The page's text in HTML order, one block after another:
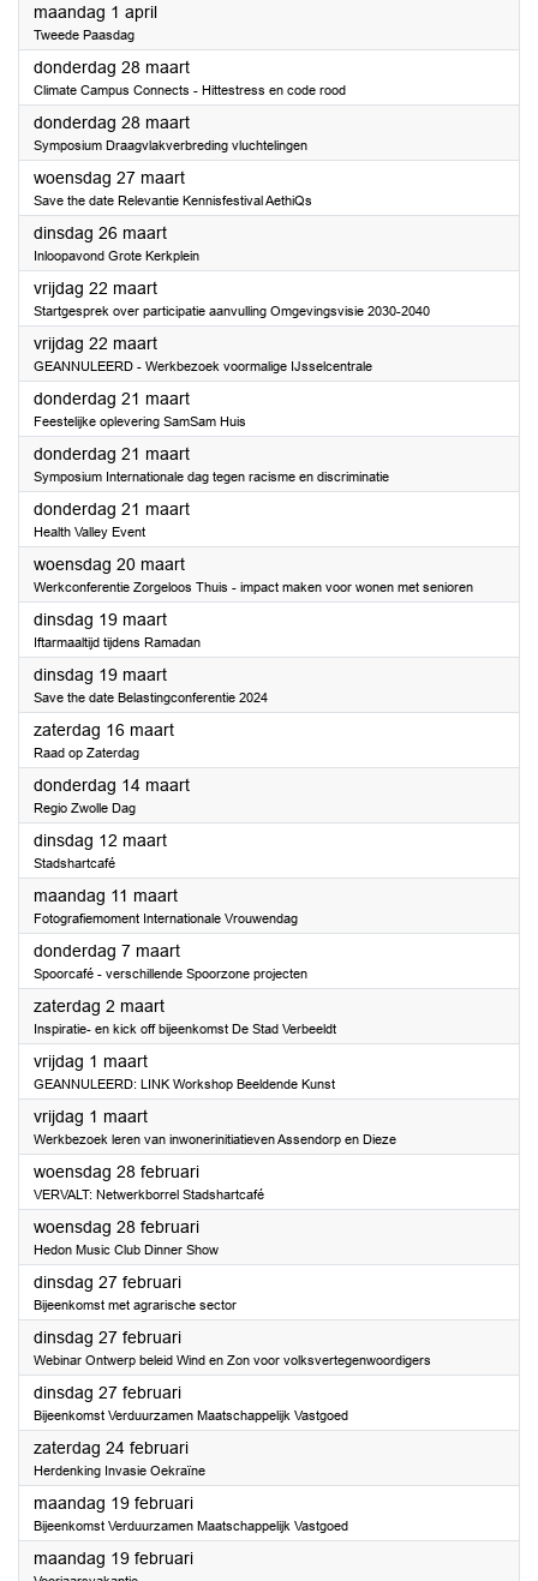
maandag 1 april2024
Tweede Paasdag
donderdag 28 maart2024
Climate Campus Connects - Hittestress en code rood
donderdag 28 maart2024
Symposium Draagvlakverbreding vluchtelingen
woensdag 27 maart2024
Save the date Relevantie Kennisfestival AethiQs
dinsdag 26 maart2024
Inloopavond Grote Kerkplein
vrijdag 22 maart2024
Startgesprek over participatie aanvulling Omgevingsvisie 2030-2040
vrijdag 22 maart2024
GEANNULEERD - Werkbezoek voormalige IJsselcentrale
donderdag 21 maart2024
Feestelijke oplevering SamSam Huis
donderdag 21 maart2024
Symposium Internationale dag tegen racisme en discriminatie
donderdag 21 maart2024
Health Valley Event
woensdag 20 maart2024
Werkconferentie Zorgeloos Thuis - impact maken voor wonen met senioren
dinsdag 19 maart2024
Iftarmaaltijd tijdens Ramadan
dinsdag 19 maart2024
Save the date Belastingconferentie 2024
zaterdag 16 maart2024
Raad op Zaterdag
donderdag 14 maart2024
Regio Zwolle Dag
dinsdag 12 maart2024
Stadshartcafé
maandag 11 maart2024
Fotografiemoment Internationale Vrouwendag
donderdag 7 maart2024
Spoorcafé - verschillende Spoorzone projecten
zaterdag 2 maart2024
Inspiratie- en kick off bijeenkomst De Stad Verbeeldt
vrijdag 1 maart2024
GEANNULEERD: LINK Workshop Beeldende Kunst
vrijdag 1 maart2024
Werkbezoek leren van inwonerinitiatieven Assendorp en Dieze
woensdag 28 februari2024
VERVALT: Netwerkborrel Stadshartcafé
woensdag 28 februari2024
Hedon Music Club Dinner Show
dinsdag 27 februari2024
Bijeenkomst met agrarische sector
dinsdag 27 februari2024
Webinar Ontwerp beleid Wind en Zon voor volksvertegenwoordigers
dinsdag 27 februari2024
Bijeenkomst Verduurzamen Maatschappelijk Vastgoed
zaterdag 24 februari2024
Herdenking Invasie Oekraïne
maandag 19 februari2024
Bijeenkomst Verduurzamen Maatschappelijk Vastgoed
maandag 19 februari2024